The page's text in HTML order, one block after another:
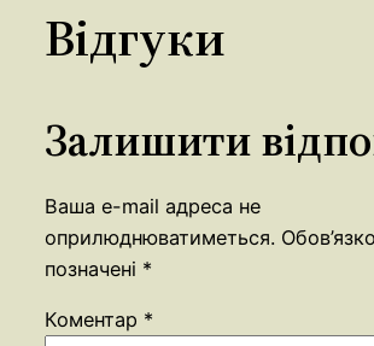
Відгуки
Залишити
Ваша e-mail адреса не
оприлюднюватиметься.
позначені *
Коментар *